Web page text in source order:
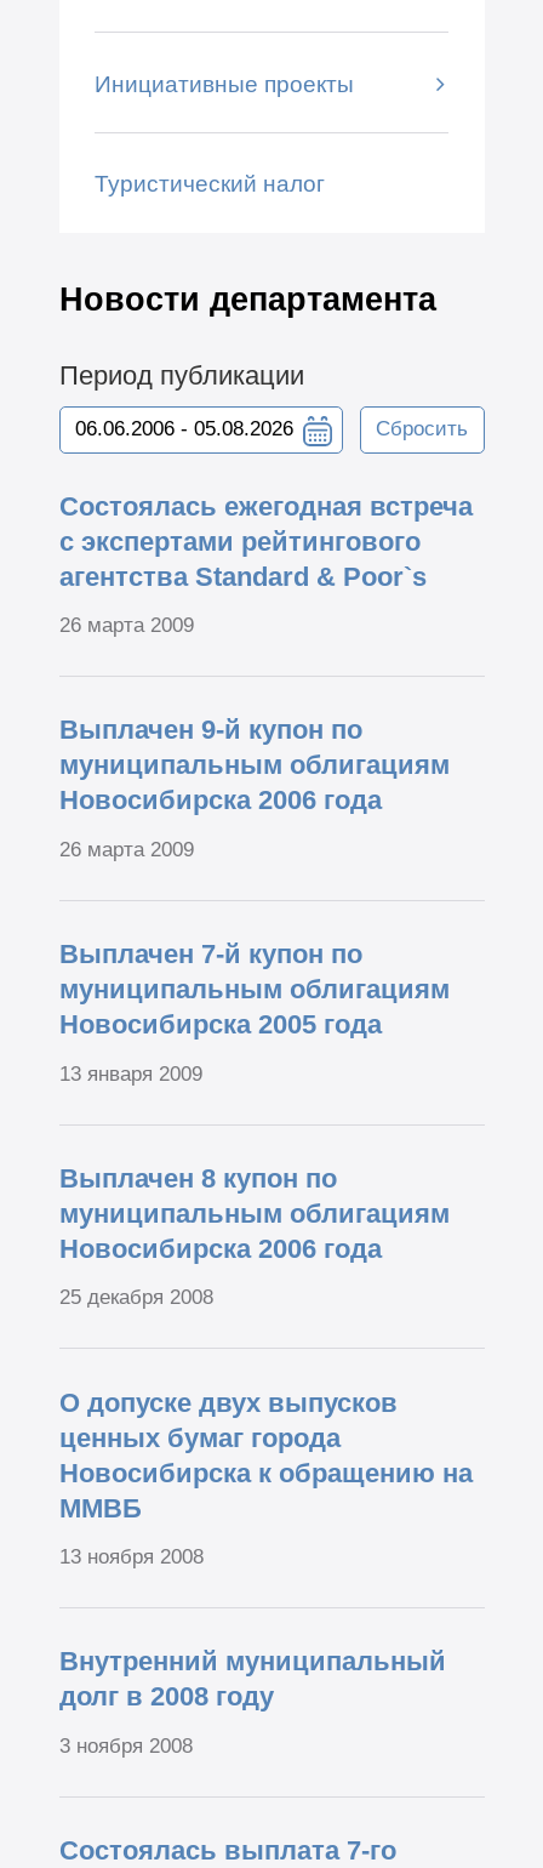
Инициативные проекты
Туристический налог
Новости департамента
Период публикации
Сбросить
Состоялась ежегодная встреча
с экспертами рейтингового
агентства Standard & Poor`s
26 марта 2009
Выплачен 9-й купон по
муниципальным облигациям
Новосибирска 2006 года
26 марта 2009
Выплачен 7-й купон по
муниципальным облигациям
Новосибирска 2005 года
13 января 2009
Выплачен 8 купон по
муниципальным облигациям
Новосибирска 2006 года
25 декабря 2008
О допуске двух выпусков
ценных бумаг города
Новосибирска к обращению на
ММВБ
13 ноября 2008
Внутренний муниципальный
долг в 2008 году
3 ноября 2008
Состоялась выплата 7-го